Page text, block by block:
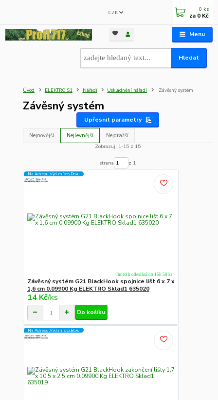
Menu
CZK
Hledat
0 ks
za 0 Kč
Úvod ELEKTRO S1 Nářadí Uskladnění nářadí Závěsný systém
Závěsný systém
Upřesnit parametry
Nejnovější Nejlevnější
Nejdražší
Zobrazuji 1-15 z 15
strana z 1
Na Adresu,Výd.místo,Boxu
Závěsný systém G21 BlackHook spojnice lišt 6 x 7 x
1,6 cm 0.09900 Kg ELEKTRO Sklad1 635020
14 Kč/ks
Ihned k odeslání do 15h 50 ks
Do košíku
Na Adresu,Výd.místo,Boxu